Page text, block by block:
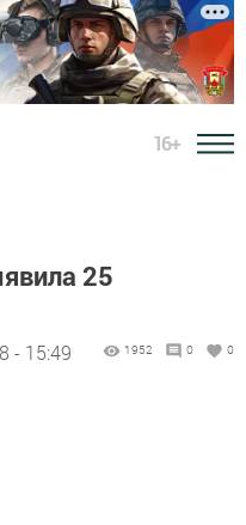
16+
25
- 15:49 1952 0 0